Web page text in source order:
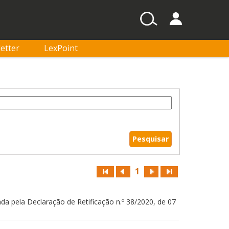
LexPoint
1
pela Declaração de Retificação n.º 38/2020, de 07